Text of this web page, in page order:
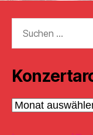
nach:
Konzertarchiv